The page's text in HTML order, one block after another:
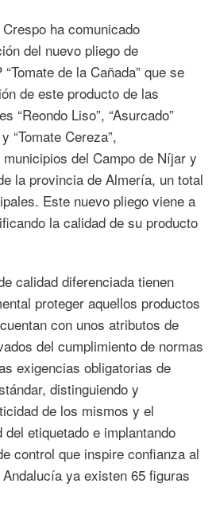
ha comunicado
del nuevo pliego de
de la Cañada” que se
de este producto de las
“Reondo Liso”, “Asurcado”
“Tomate Cereza”,
del Campo de Níjar y
la provincia de Almería, un total
Este nuevo pliego viene a
la calidad de su producto
calidad diferenciada tienen
proteger aquellos productos
con unos atributos de
del cumplimiento de normas
exigencias obligatorias de
distinguiendo y
de los mismos y el
etiquetado e implantando
control que inspire confianza al
ya existen 65 figuras